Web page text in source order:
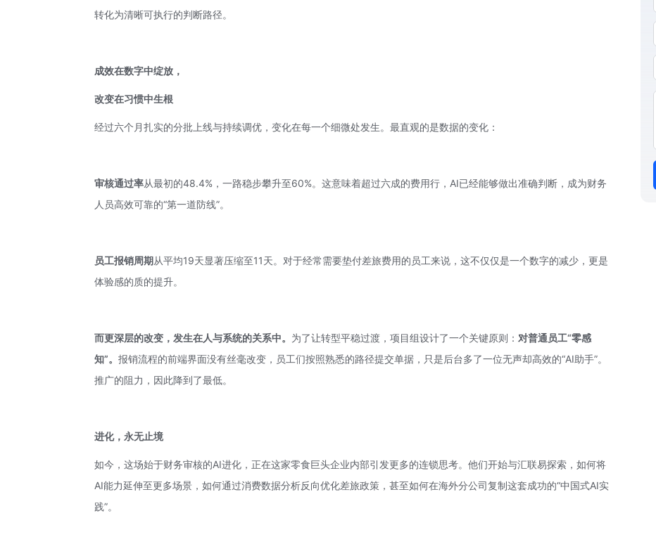
转化为清晰可执行的判断路径。
成效在数字中绽放，
改变在习惯中生根
经过六个月扎实的分批上线与持续调优，变化在每一个细微处发生。最直观的是数据的变化：
审核通过率从最初的48.4%，一路稳步攀升至60%。这意味着超过六成的费用行，AI已经能够做出准确判断，成为财务
人员高效可靠的“第一道防线”。
员工报销周期从平均19天显著压缩至11天。对于经常需要垫付差旅费用的员工来说，这不仅仅是一个数字的减少，更是
体验感的质的提升。
而更深层的改变，发生在人与系统的关系中。 为了让转型平稳过渡，项目组设计了一个关键原则： 对普通员工“零感
知”。报销流程的前端界面没有丝毫改变，员工们按照熟悉的路径提交单据，只是后台多了一位无声却高效的“AI助手”。
推广的阻力，因此降到了最低。
进化，永无止境
如今，这场始于财务审核的AI进化，正在这家零食巨头企业内部引发更多的连锁思考。他们开始与汇联易探索，如何将
AI能力延伸至更多场景，如何通过消费数据分析反向优化差旅政策，甚至如何在海外分公司复制这套成功的“中国式AI实
践”。